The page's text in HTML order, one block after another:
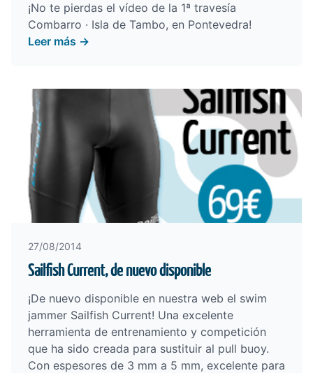
¡No te pierdas el vídeo de la 1ª travesía
Combarro · Isla de Tambo, en Pontevedra!
Leer más →
27/08/2014
Sailfish Current, de nuevo disponible
¡De nuevo disponible en nuestra web el swim
jammer Sailfish Current! Una excelente
herramienta de entrenamiento y competición
que ha sido creada para sustituir al pull buoy.
Con espesores de 3 mm a 5 mm, excelente para